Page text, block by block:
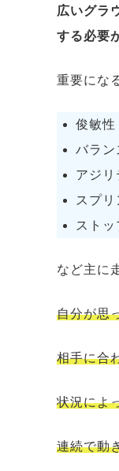
広いグラ
する必要
重要にな
俊敏性
バラン
アジリ
スプリ
ストッ
など主に
自分が思
相手に合
状況によ
連続で動